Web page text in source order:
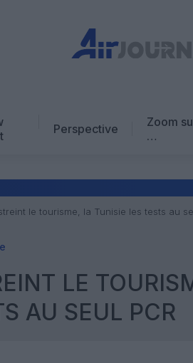
Perspective
Zoom
…
Avis
le tourisme, la Tunisie les tests au
LE
AU SEUL PCR